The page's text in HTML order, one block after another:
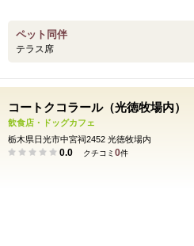
ペット同伴
テラス席
コートクコラール（光徳牧場内）
飲食店・ドッグカフェ
栃木県日光市中宮祠2452 光徳牧場内
0.0 クチコミ 0件